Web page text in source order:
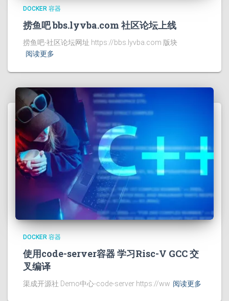
DOCKER 容器
捞鱼吧 bbs.lyvba.com 社区论坛上线
捞鱼吧-社区论坛网址 https://bbs.lyvba.com 版块
阅读更多
DOCKER 容器
使用code-server容器 学习Risc-V GCC 交
叉编译
渠成开源社 Demo中心-code-server https://ww 阅读更多